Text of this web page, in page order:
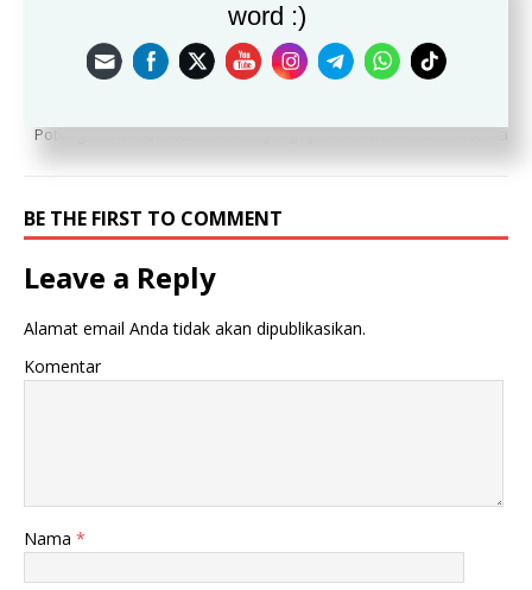
Sejarah Nyata Dan Mengingat Gunung Sindur Yang Lampau
Potong Hewan Qurban SMP Tonjong Ajarkan Rasa Peduli Sesama
BE THE FIRST TO COMMENT
Leave a Reply
Alamat email Anda tidak akan dipublikasikan.
Komentar
Nama *
word :)